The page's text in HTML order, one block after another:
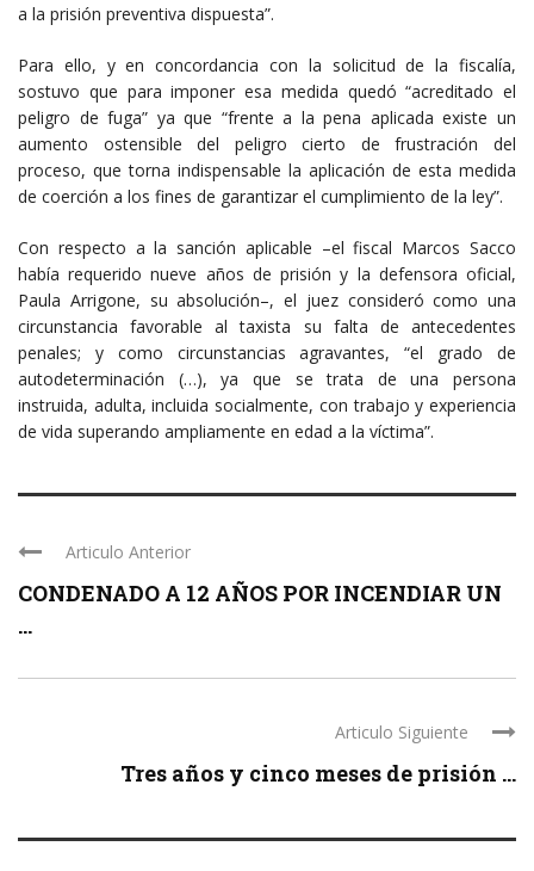
a la prisión preventiva dispuesta”.
Para ello, y en concordancia con la solicitud de la fiscalía,
sostuvo que para imponer esa medida quedó “acreditado el
peligro de fuga” ya que “frente a la pena aplicada existe un
aumento ostensible del peligro cierto de frustración del
proceso, que torna indispensable la aplicación de esta medida
de coerción a los fines de garantizar el cumplimiento de la ley”.
Con respecto a la sanción aplicable –el fiscal Marcos Sacco
había requerido nueve años de prisión y la defensora oficial,
Paula Arrigone, su absolución–, el juez consideró como una
circunstancia favorable al taxista su falta de antecedentes
penales; y como circunstancias agravantes, “el grado de
autodeterminación (…), ya que se trata de una persona
instruida, adulta, incluida socialmente, con trabajo y experiencia
de vida superando ampliamente en edad a la víctima”.
Articulo Anterior
CONDENADO A 12 AÑOS POR INCENDIAR UN
...
Articulo Siguiente
Tres años y cinco meses de prisión ...